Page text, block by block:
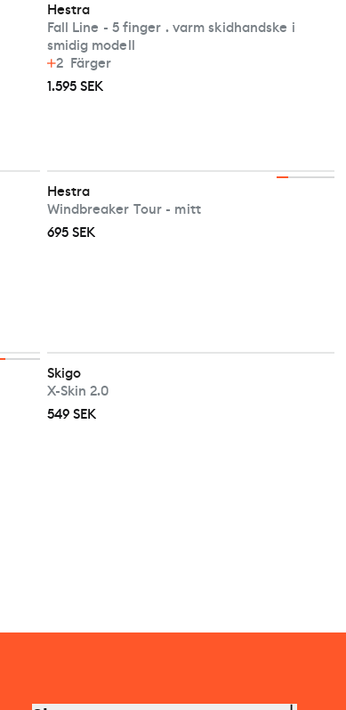
Hestra
Fall Line - 5 finger . varm skidhandske i
smidig modell
2 Färger
1.595 SEK
Hestra
Windbreaker Tour - mitt
695 SEK
Skigo
X-Skin 2.0
549 SEK